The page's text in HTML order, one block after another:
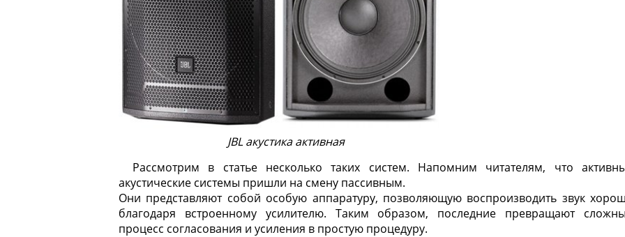
JBL акустика активная
Рассмотрим в статье несколько таких систем. Напомним читателям, что
акустические системы пришли на смену пассивным.
Они представляют собой особую аппаратуру, позволяющую воспроизводить звук
благодаря встроенному усилителю. Таким образом, последние превращают
процесс согласования и усиления в простую процедуру.